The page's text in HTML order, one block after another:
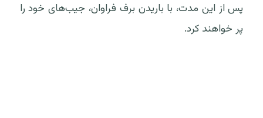
پس از این مدت، با باریدن برف فراوان، جیب‌های خود را
پر خواهند کرد.